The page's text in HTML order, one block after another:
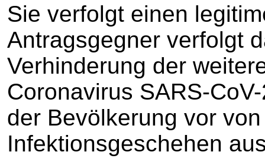
Sie verfolgt einen
Antragsgegner verfolgt
Verhinderung der
Coronavirus SARS-
der Bevölkerung vor
Infektionsgeschehen